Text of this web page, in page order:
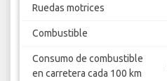
Ruedas motrices
Combustible
Consumo de combustible
en carretera cada 100 km